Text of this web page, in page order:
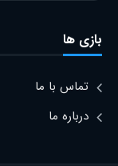
بازی ها
تماس با ما
درباره ما